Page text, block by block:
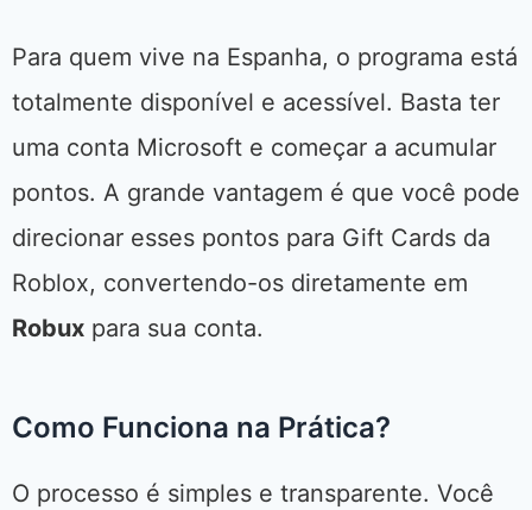
Para quem vive na Espanha, o programa está
totalmente disponível e acessível. Basta ter
uma conta Microsoft e começar a acumular
pontos. A grande vantagem é que você pode
direcionar esses pontos para Gift Cards da
Roblox, convertendo-os diretamente em
Robux para sua conta.
Como Funciona na Prática?
O processo é simples e transparente. Você